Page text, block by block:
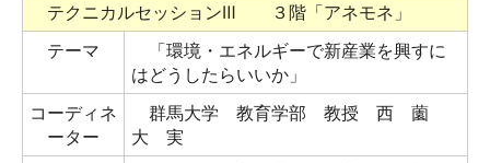
テクニカルセッションⅢ ３階「アネモネ」
テーマ
「環境・エネルギーで新産業を興すに
はどうしたらいいか」
コーディネ
ーター
群馬大学 教育学部 教授 西 薗
大 実